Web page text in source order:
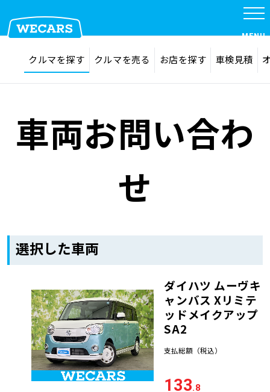
在庫検索 サイト内検索
MENU
クルマを探す
クルマを売る
車検見積
車検料金・メニュー
品質管理とサポート体制
オイル交換・点検・整備予約
お役立ち情報
お問い合わせ
クルマを探す クルマを売る お店を探す 車検見積
車両お問い合わ
せ
選択した車両
ダイハツ ムーヴキ
ャンバス Xリミテ
ッドメイクアップ
SA2
支払総額 （税込）
133.8